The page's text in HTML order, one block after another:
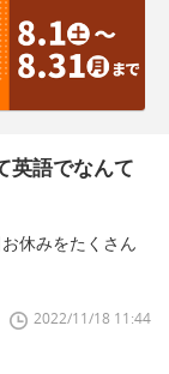
英語でなんて
休みをたくさん
2022/11/18 11:44